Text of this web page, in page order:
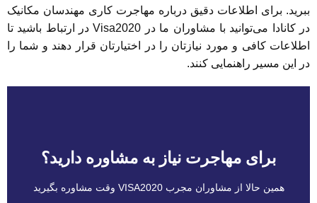
ببرید. برای اطلاعات دقیق درباره مهاجرت کاری مهندسان مکانیک
در کانادا می‌توانید با مشاوران ما در Visa2020 در ارتباط باشید تا
اطلاعات کافی و مورد نیازتان را در اختیارتان قرار دهند و شما را
در این مسیر راهنمایی کنند.
برای مهاجرت نیاز به مشاوره دارید؟
همین حالا از مشاوران مجرب VISA2020 وقت مشاوره بگیرید